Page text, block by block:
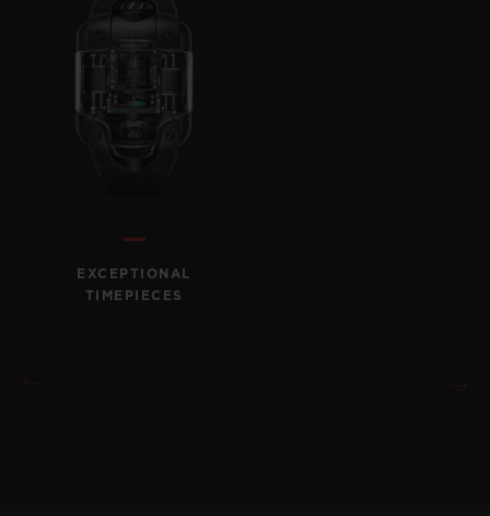
EXCEPTIONAL
TIMEPIECES